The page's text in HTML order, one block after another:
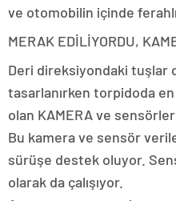
ve otomobilin içinde
MERAK EDİLİYORDU,
Deri direksiyondaki tuşlar
tasarlanırken torpidoda
olan KAMERA ve
Bu kamera ve sensör
sürüşe destek oluyor.
olarak da çalışıyor.